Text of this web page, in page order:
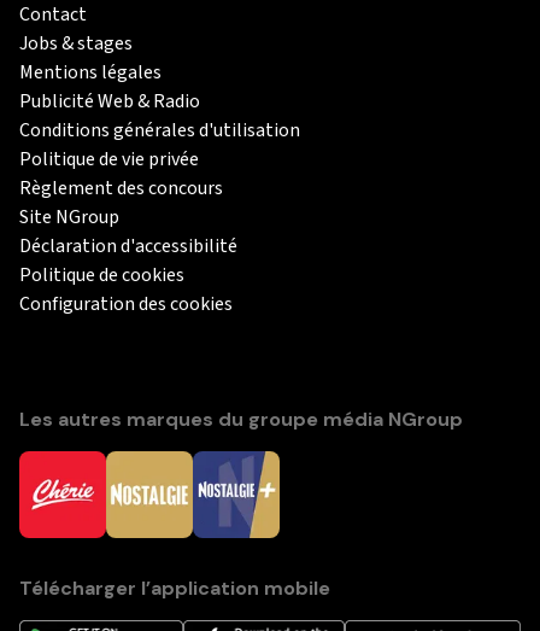
Contact
Jobs & stages
Mentions légales
Publicité Web & Radio
Conditions générales d'utilisation
Politique de vie privée
Règlement des concours
Site NGroup
Déclaration d'accessibilité
Politique de cookies
Configuration des cookies
Les autres marques du groupe média NGroup
Télécharger l’application mobile